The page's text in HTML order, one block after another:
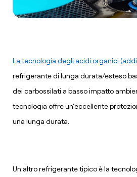
La tecnologia degli acidi organici
refrigerante di lunga durata/esteso
dei carbossilati a basso impatto
tecnologia offre un'eccellente
una lunga durata.
Un altro refrigerante tipico è la